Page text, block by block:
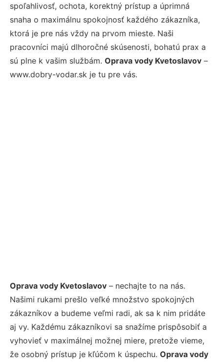
spoľahlivosť, ochota, korektný prístup a úprimná
snaha o maximálnu spokojnosť každého zákazníka,
ktorá je pre nás vždy na prvom mieste. Naši
pracovníci majú dlhoročné skúsenosti, bohatú prax a
sú plne k vašim službám. Oprava vody Kvetoslavov –
www.dobry-vodar.sk je tu pre vás.
Oprava vody Kvetoslavov – nechajte to na nás.
Našimi rukami prešlo veľké množstvo spokojných
zákazníkov a budeme veľmi radi, ak sa k nim pridáte
aj vy. Každému zákazníkovi sa snažíme prispôsobiť a
vyhovieť v maximálnej možnej miere, pretože vieme,
že osobný prístup je kľúčom k úspechu. Oprava vody